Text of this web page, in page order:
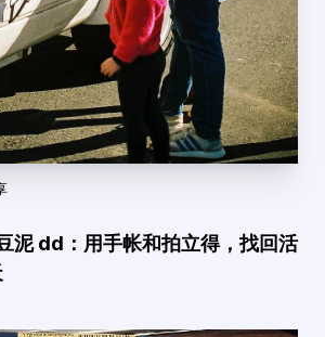
泥 dd：用手帐和拍立得，找回活